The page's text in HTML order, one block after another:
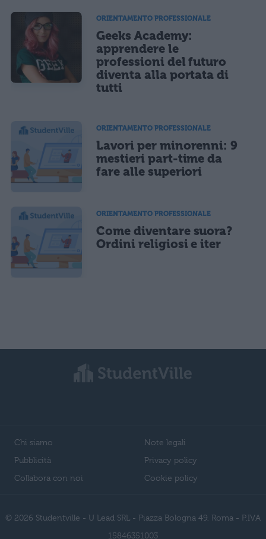
ORIENTAMENTO PROFESSIONALE
Geeks Academy:
apprendere le
professioni del futuro
diventa alla portata di
tutti
ORIENTAMENTO PROFESSIONALE
Lavori per minorenni: 9
mestieri part-time da
fare alle superiori
ORIENTAMENTO PROFESSIONALE
Come diventare suora?
Ordini religiosi e iter
Chi siamo
Pubblicità
Collabora con noi
Note legali
Privacy policy
Cookie policy
© 2026 Studentville - U Lead SRL - Piazza Bologna 49, Roma - P.IVA
15846351003